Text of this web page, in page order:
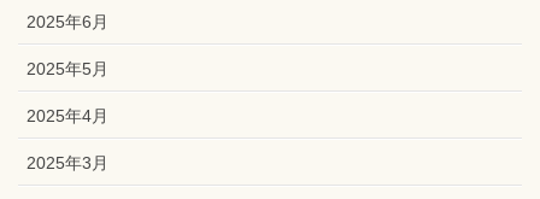
2025年6月
2025年5月
2025年4月
2025年3月